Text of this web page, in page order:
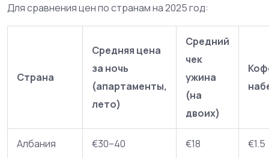
Для сравнения цен по странам на 2025 год:
Страна
Средняя цена
за ночь
(апартаменты,
лето)
Средний
чек
ужина
(на
двоих)
Албания €30–40 €18 €1.5